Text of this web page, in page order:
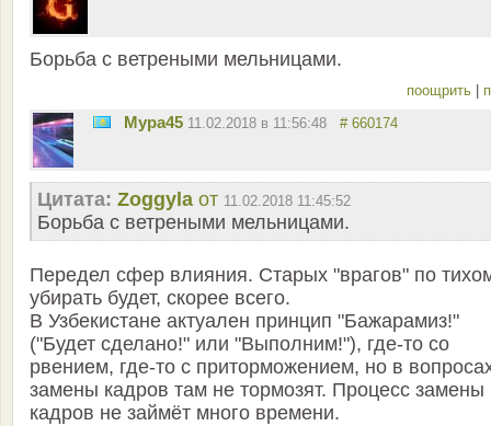
Борьба с ветреными мельницами.
поощрить
Мура45 11.02.2018 в 11:56:48 # 660174
Цитата: Zoggyla от 11.02.2018 11:45:52
Борьба с ветреными мельницами.
Передел сфер влияния. Старых "врагов" по
убирать будет, скорее всего.
В Узбекистане актуален принцип "Бажарамиз!"
("Будет сделано!" или "Выполним!"), где-то со
рвением, где-то с приторможением, но в
замены кадров там не тормозят. Процесс замены
кадров не займёт много времени.